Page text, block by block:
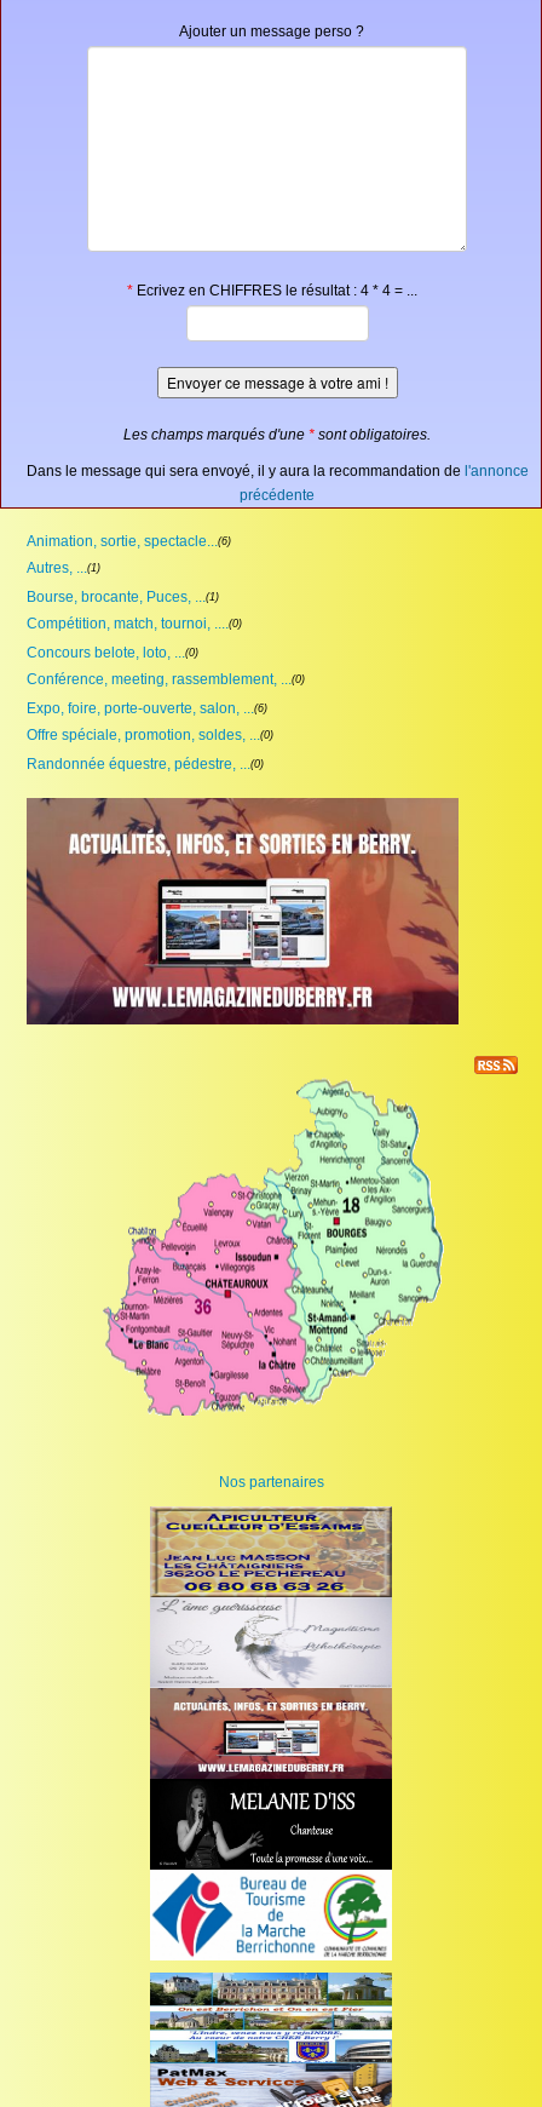
Ajouter un message perso ?
*Ecrivez en CHIFFRES le résultat : 4 * 4 = ...
Les champs marqués d'une * sont obligatoires.
Dans le message qui sera envoyé, il y aura la recommandation de l'annonce
précédente
Animation, sortie, spectacle...(6)
Autres, ...(1)
Bourse, brocante, Puces, ...(1)
Compétition, match, tournoi, ....(0)
Concours belote, loto, ...(0)
Conférence, meeting, rassemblement, ...(0)
Expo, foire, porte-ouverte, salon, ...(6)
Offre spéciale, promotion, soldes, ...(0)
Randonnée équestre, pédestre, ...(0)
Nos partenaires